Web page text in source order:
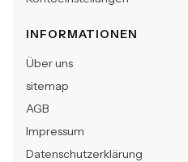
INFORMATIONEN
Über uns
sitemap
AGB
Impressum
Datenschutzerklärung